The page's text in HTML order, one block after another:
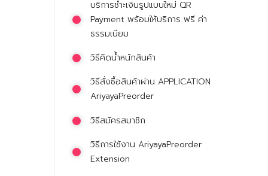
บริการชำะเงินรูปแบบใหม่ QR
Payment พร้อมให้บริการ ฟรี ค่า
ธรรมเนียม
วิธีคิดน้ำหนักสินค้า
วิธีสั่งซื้อสินค้าผ่าน APPLICATION
AriyayaPreorder
วิธีสมัครสมาชิก
วิธีการใช้งาน AriyayaPreorder
Extension